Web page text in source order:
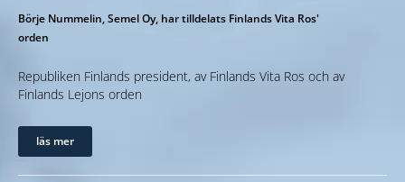
Börje Nummelin, Semel Oy, har tilldelats Finlands Vita Ros'
orden
Republiken Finlands president, av Finlands Vita Ros och av
Finlands Lejons orden
läs mer